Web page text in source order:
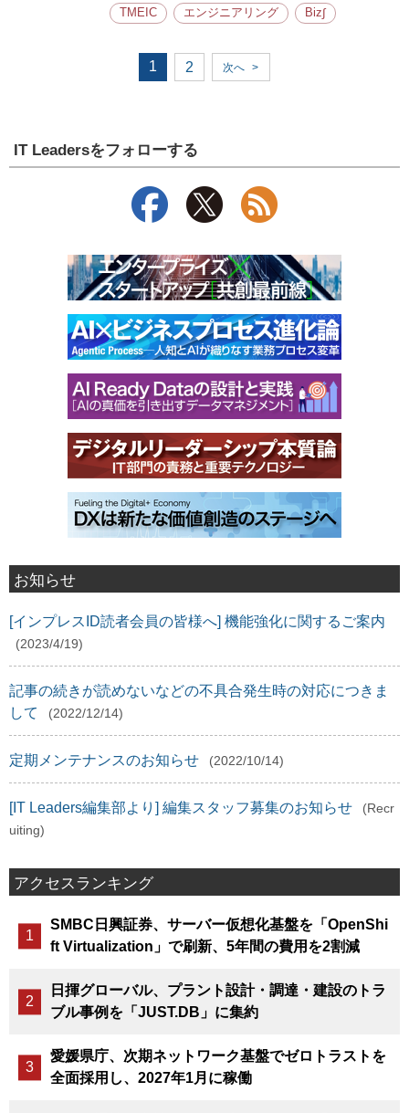
TMEIC エンジニアリング Biz∫
1 2 次へ >
IT Leadersをフォローする
お知らせ
[インプレスID読者会員の皆様へ] 機能強化に関するご案内
(2023/4/19)
記事の続きが読めないなどの不具合発生時の対応につきま
して
(2022/12/14)
定期メンテナンスのお知らせ (2022/10/14)
[IT Leaders編集部より] 編集スタッフ募集のお知らせ
(Recr
uiting)
アクセスランキング
SMBC日興証券、サーバー仮想化基盤を「OpenShi
ft Virtualization」で刷新、5年間の費用を2割減
日揮グローバル、プラント設計・調達・建設のトラ
ブル事例を「JUST.DB」に集約
愛媛県庁、次期ネットワーク基盤でゼロトラストを
全面採用し、2027年1月に稼働